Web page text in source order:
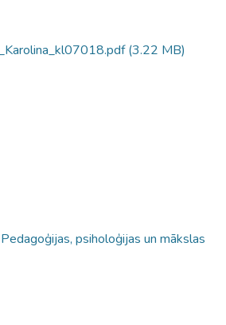
(3.22 MB)
psiholoģijas un mākslas